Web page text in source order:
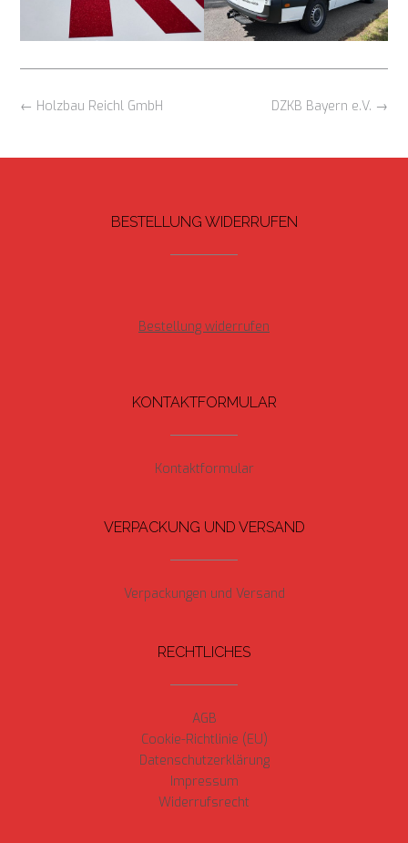
Beitragsnavigation DZKB Bayern e.V. →
← Holzbau Reichl GmbH
BESTELLUNG WIDERRUFEN
Bestellung widerrufen
KONTAKTFORMULAR
Kontaktformular
VERPACKUNG UND VERSAND
Verpackungen und Versand
RECHTLICHES
AGB
Cookie-Richtlinie (EU)
Datenschutzerklärung
Impressum
Widerrufsrecht